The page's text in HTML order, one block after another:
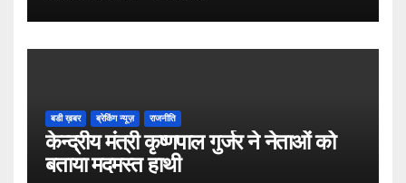
बडी ख़बर ब्रेकिंग न्यूज़ राजनीति
केन्द्रीय मंत्री कृष्णपाल गुर्जर ने नेताओं को
बताया मदमस्त हाथी